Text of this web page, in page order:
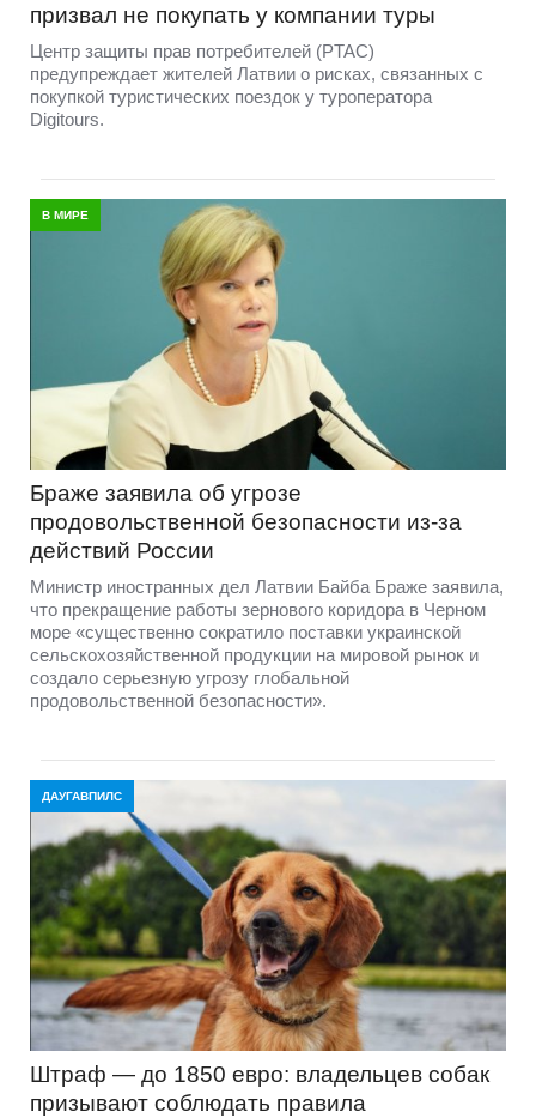
призвал не покупать у компании туры
Центр защиты прав потребителей (PTAC)
предупреждает жителей Латвии о рисках, связанных с
покупкой туристических поездок у туроператора
Digitours.
В МИРЕ
Браже заявила об угрозе
продовольственной безопасности из-за
действий России
Министр иностранных дел Латвии Байба Браже заявила,
что прекращение работы зернового коридора в Черном
море «существенно сократило поставки украинской
сельскохозяйственной продукции на мировой рынок и
создало серьезную угрозу глобальной
продовольственной безопасности».
ДАУГАВПИЛС
Штраф — до 1850 евро: владельцев собак
призывают соблюдать правила